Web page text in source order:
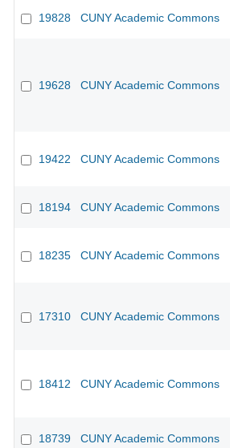
19828 CUNY Academic Commons
19628 CUNY Academic Commons
19422 CUNY Academic Commons
18194 CUNY Academic Commons
18235 CUNY Academic Commons
17310 CUNY Academic Commons
18412 CUNY Academic Commons
18739 CUNY Academic Commons